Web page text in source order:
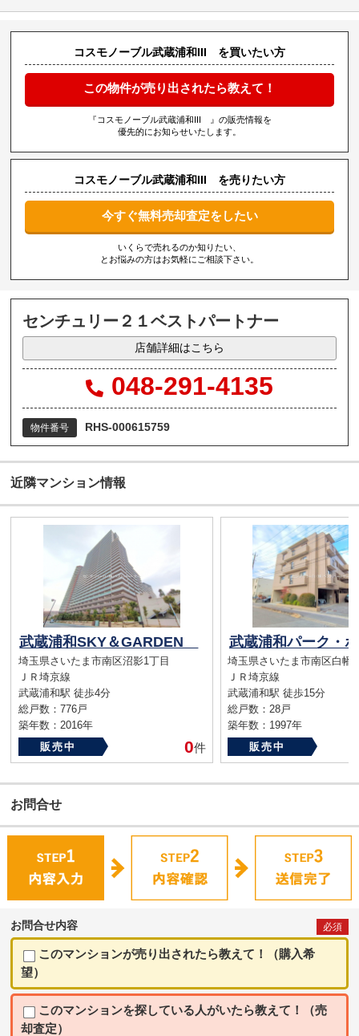
コスモノーブル武蔵浦和III を買いたい方
この物件が売り出されたら教えて！
『コスモノーブル武蔵浦和III 』の販売情報を
優先的にお知らせいたします。
コスモノーブル武蔵浦和III を売りたい方
今すぐ無料売却査定をしたい
いくらで売れるのか知りたい、
とお悩みの方はお気軽にご相談下さい。
センチュリー２１ベストパートナー
店舗詳細はこちら
048-291-4135
物件番号 RHS-000615759
近隣マンション情報
武蔵浦和SKY＆GARDEN
埼玉県さいたま市南区沼影1丁目
ＪＲ埼京線
武蔵浦和駅 徒歩4分
総戸数：776戸
築年数：2016年
販売中
0件
埼玉県さいたま市南区白幡
ＪＲ埼京線
武蔵浦和駅 徒歩15分
総戸数：28戸
築年数：1997年
販売中
お問合せ
お問合せ内容 必須
このマンションが売り出されたら教えて！（購入希
望）
このマンションを探している人がいたら教えて！（売
却査定）